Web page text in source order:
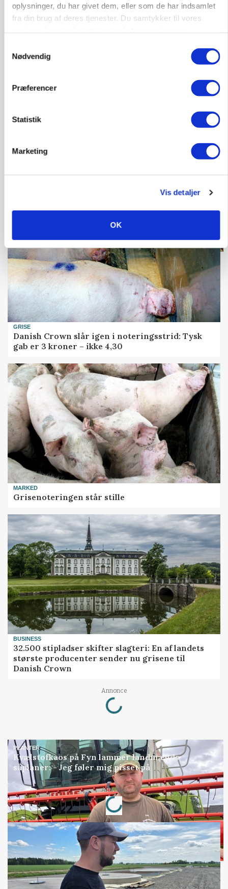
oplysninger, du har givet dem, eller som de har indsamlet
fra din brug af deres tjenester. Du samtykker til vores
Nødvendig
Præferencer
Statistik
Marketing
Vis detaljer
OK
MASKINER
Forserie til selvkørende skårlægger afprøves i år
Markvandring sætter fokus på elefantgræs
Loading...
GRISE
Danish Crown slår igen i noteringsstrid: Tysk
gab er 3 kroner – ikke 4,30
MARKED
Grisenoteringen står stille
BUSINESS
32.500 stipladser skifter slagteri: En af landets
største producenter sender nu grisene til
Danish Crown
Annonce
Loading...
PLANTER
Kvælstofkaos på Fyn lammer landmænds
såplaner: - Jeg føler mig pisset på
Annonce
Loading...